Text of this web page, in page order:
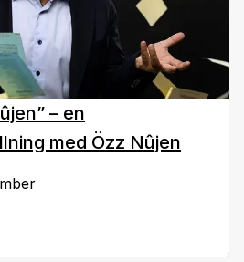
– en
med Özz Nûjen